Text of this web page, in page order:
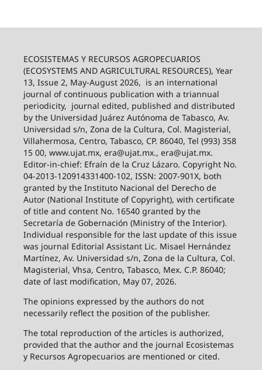
ECOSISTEMAS Y RECURSOS AGROPECUARIOS
(ECOSYSTEMS AND AGRICULTURAL RESOURCES), Year
13, Issue 2, May-August 2026, is an international
journal of continuous publication with a triannual
periodicity, journal edited, published and distributed
by the Universidad Juárez Autónoma de Tabasco, Av.
Universidad s/n, Zona de la Cultura, Col. Magisterial,
Villahermosa, Centro, Tabasco, CP. 86040, Tel (993) 358
15 00, www.ujat.mx, era@ujat.mx., era@ujat.mx.
Editor-in-chief: Efraín de la Cruz Lázaro. Copyright No.
04-2013-120914331400-102, ISSN: 2007-901X, both
granted by the Instituto Nacional del Derecho de
Autor (National Institute of Copyright), with certificate
of title and content No. 16540 granted by the
Secretaría de Gobernación (Ministry of the Interior).
Individual responsible for the last update of this issue
was journal Editorial Assistant Lic. Misael Hernández
Martínez, Av. Universidad s/n, Zona de la Cultura, Col.
Magisterial, Vhsa, Centro, Tabasco, Mex. C.P. 86040;
date of last modification, May 07, 2026.
The opinions expressed by the authors do not
necessarily reflect the position of the publisher.
The total reproduction of the articles is authorized,
provided that the author and the journal Ecosistemas
y Recursos Agropecuarios are mentioned or cited.